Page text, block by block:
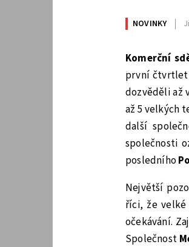
NOVINKY
Komerční
první
dozvěděli až
až 5 velkých
další
společnosti
posledního
Největší
říci, že
očekávání.
Společnost